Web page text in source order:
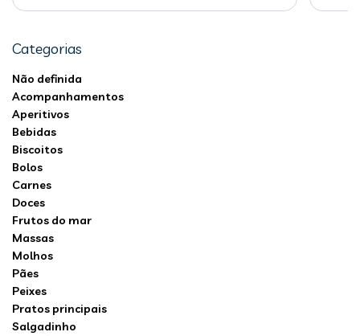
Categorias
Não definida
Acompanhamentos
Aperitivos
Bebidas
Biscoitos
Bolos
Carnes
Doces
Frutos do mar
Massas
Molhos
Pães
Peixes
Pratos principais
Salgadinho